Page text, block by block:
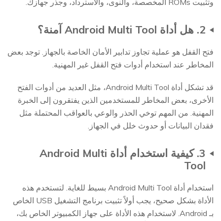
وتثبيت ROMs المخصصة، والنوى، والاسترداد، وجذر جهازك.
2. هل أداة Android Multi Tool آمنة؟
فتح القفل هو عملية تجاوز تدابير الأمان الخاصة بالجهاز. توجد بعض
المخاطر عند استخدام أدوات فتح القفل غير المهنية.
قد تشكل أداة Android Multi Tool، مثل العديد من أدوات الفتح
الأخرى، بعض المخاطر للمستخدمين الذين يفتقرون إلى الخبرة
المهنية. من المهم توخي الحذر والوعي بالعواقب المحتملة مثل
فقدان البيانات أو حدوث خلل في الجهاز.
3. كيفية استخدام أداة Android Multi
Tool
استخدام أداة Android Multi Tool بسيط للغاية. لتستخدم هذه
الأداة بشكل صحيح، يجب أولاً تثبيت برنامج التشغيل USB الخاص
بـ Android. لاستخدام هذه الأداة على جهاز الكمبيوتر الخاص بك،